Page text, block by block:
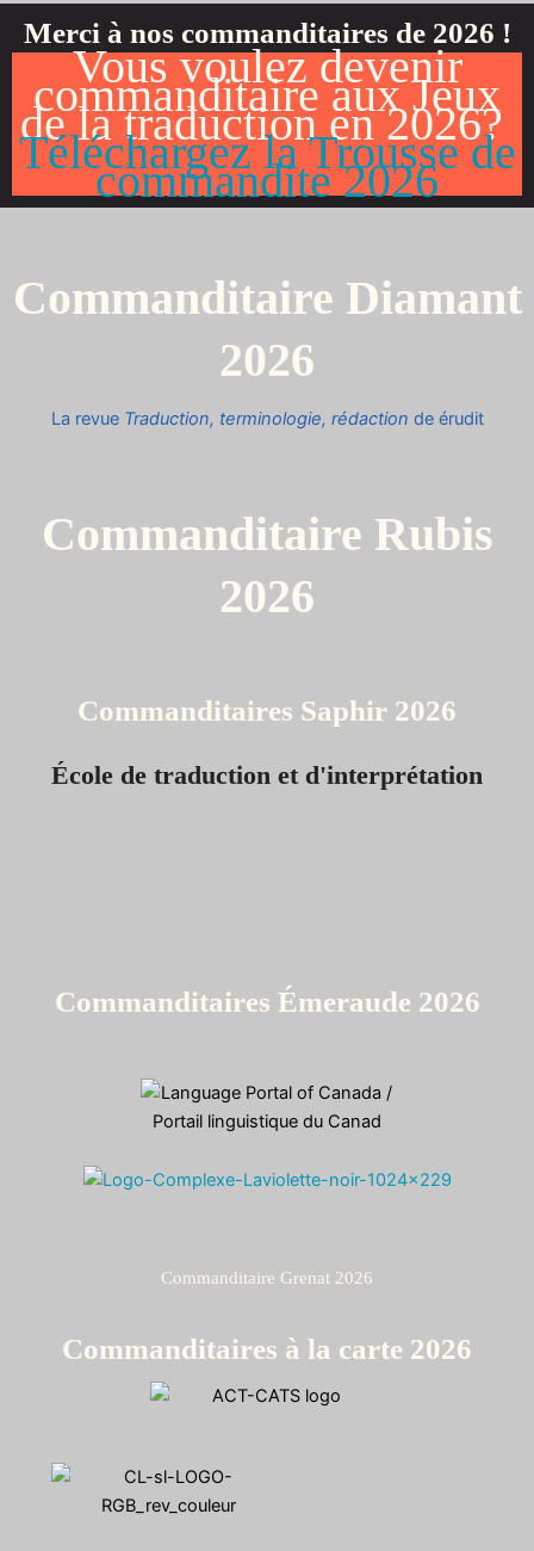
Merci à nos commanditaires de 2026 !
Vous voulez devenir
commanditaire aux Jeux
de la traduction en 2026?
Téléchargez la Trousse de
commandite 2026
Commanditaire Diamant
2026
La revue Traduction, terminologie, rédaction de érudit
Commanditaire Rubis
2026
Commanditaires Saphir 2026
École de traduction et d'interprétation
Commanditaires Émeraude 2026
Commanditaire Grenat 2026
Commanditaires à la carte 2026